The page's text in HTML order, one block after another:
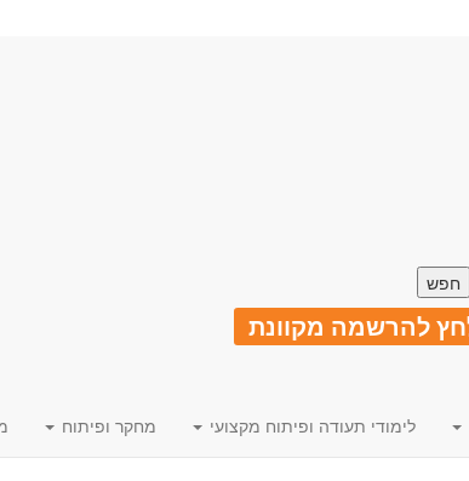
להרשמה מקוונת
לימודי תעודה ופיתוח מקצועי מחקר ופיתוח